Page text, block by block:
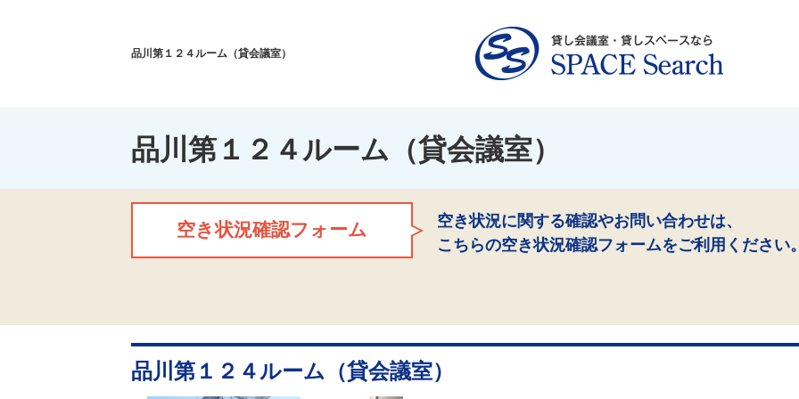
品川第１２４ルーム（貸会議室）
品川第１２４ルーム（貸会議室）
空き状況確認フォーム
空き状況に関する確認やお問い合わせは、
こちらの空き状況確認フォームをご利用ください
品川第１２４ルーム（貸会議室）